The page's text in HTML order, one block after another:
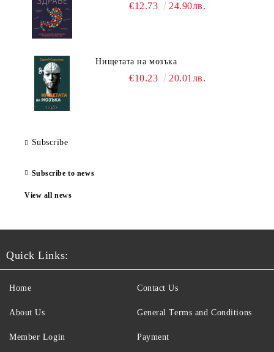
€12.73 24.90лв.
Нищетата на мозъка
€10.23 20.01лв.
Subscribe
Subscribe to news
View all news
Quick Links:
Home
About Us
Member Login
Contact Us
General Terms and Conditions
Payment